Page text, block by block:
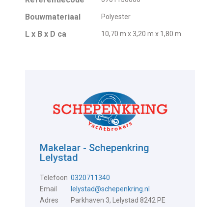
Bouwmateriaal Polyester
L x B x D ca 10,70 m x 3,20 m x 1,80 m
Makelaar - Schepenkring
Lelystad
Telefoon 0320711340
Email
lelystad@schepenkring.nl
Adres
Parkhaven 3, Lelystad 8242 PE